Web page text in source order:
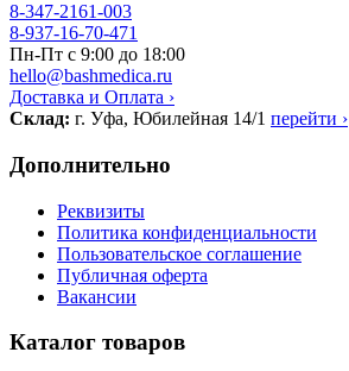
8-347-2161-003
8-937-16-70-471
Пн-Пт с 9:00 до 18:00
hello@bashmedica.ru
Доставка и Оплата ›
Склад: г. Уфа, Юбилейная 14/1 перейти ›
Дополнительно
Реквизиты
Политика конфиденциальности
Пользовательское соглашение
Публичная оферта
Вакансии
Каталог товаров